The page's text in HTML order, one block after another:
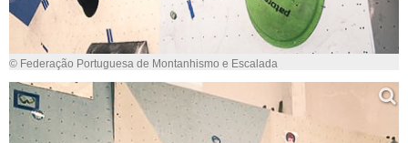
© Federação Portuguesa de Montanhismo e Escalada